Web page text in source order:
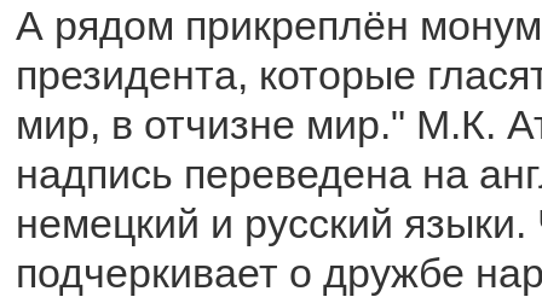
А рядом прикреплён
президента, которые
мир, в отчизне мир." М.К.
надпись переведена на
немецкий и русский
подчеркивает о дружбе